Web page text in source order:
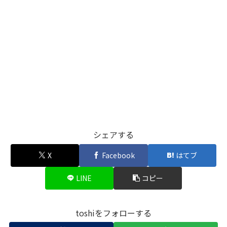
シェアする
X Facebook はてブ
LINE コピー
toshiをフォローする